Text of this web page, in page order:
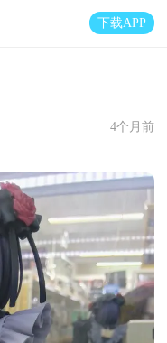
下载APP
4个月前